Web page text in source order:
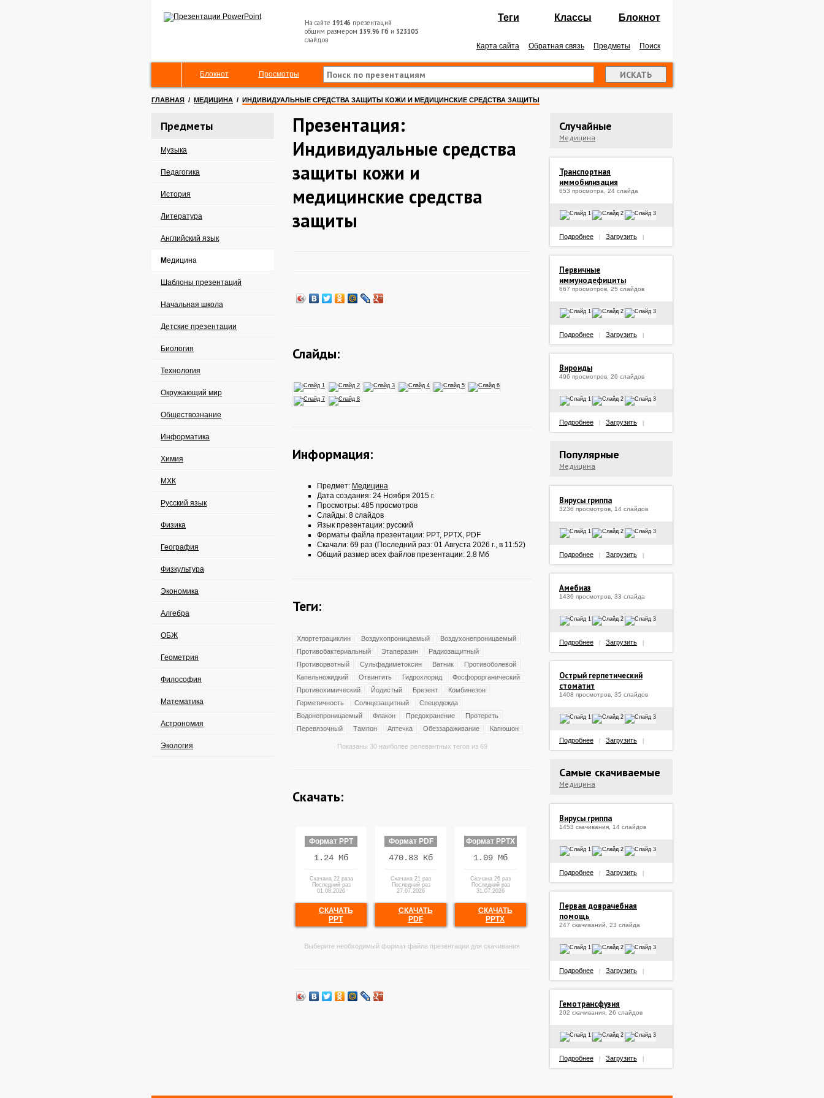
На сайте 19146 презентаций
общим размером 139.96 Гб и 323105
слайдов
Теги Классы Блокнот
Карта сайта Обратная связь Предметы Поиск
Блокнот Просмотры
ГЛАВНАЯ / МЕДИЦИНА / ИНДИВИДУАЛЬНЫЕ СРЕДСТВА ЗАЩИТЫ КОЖИ И МЕДИЦИНСКИЕ СРЕДСТВА ЗАЩИТЫ
Предметы
Музыка
Педагогика
История
Литература
Английский язык
Медицина
Шаблоны презентаций
Начальная школа
Детские презентации
Биология
Технология
Окружающий мир
Обществознание
Информатика
Химия
МХК
Русский язык
Физика
География
Физкультура
Экономика
Алгебра
ОБЖ
Геометрия
Философия
Математика
Астрономия
Экология
Презентация:
Индивидуальные средства
защиты кожи и
медицинские средства
защиты
Слайды:
Информация:
Предмет: Медицина
Дата создания: 24 Ноября 2015 г.
Просмотры: 485 просмотров
Слайды: 8 слайдов
Язык презентации: русский
Форматы файла презентации: PPT, PPTX, PDF
Скачали: 69 раз (Последний раз: 01 Августа 2026 г., в 11:52)
Общий размер всех файлов презентации: 2.8 Мб
Теги:
Хлортетрациклин Воздухопроницаемый
Воздухонепроницаемый
Противобактериальный
Этаперазин
Радиозащитный
Противорвотный
Сульфадиметоксин Ватник
Противоболевой
Капельножидкий
Отвинтить Гидрохлорид
Фосфорорганический
Противохимический
Йодистый Брезент
Комбинезон
Герметичность
Солнцезащитный
Спецодежда
Водонепроницаемый
Флакон Предохранение
Протереть
Перевязочный
Тампон Аптечка Обеззараживание Капюшон
Показаны 30 наиболее релевантных тегов из 69
Скачать:
Формат PPT
1.24 Мб
Скачана 22 раза
Последний раз
01.08.2026
СКАЧАТЬ
PPT
Формат PDF
470.83 Кб
Скачана 21 раз
Последний раз
27.07.2026
СКАЧАТЬ
PDF
Формат PPTX
1.09 Мб
Скачана 26 раз
Последний раз
31.07.2026
СКАЧАТЬ
PPTX
Выберите необходимый формат файла презентации для скачивания
Случайные
Медицина
Транспортная
иммобилизация
653 просмотра, 24 слайда
Подробнее Загрузить
Первичные
иммунодефициты
667 просмотров, 25 слайдов
Подробнее Загрузить
Вироиды
496 просмотров, 26 слайдов
Подробнее Загрузить
Популярные
Медицина
Вирусы гриппа
3236 просмотров, 14 слайдов
Подробнее Загрузить
Амебиаз
1436 просмотров, 33 слайда
Подробнее Загрузить
Острый герпетический
стоматит
1408 просмотров, 35 слайдов
Подробнее Загрузить
Самые скачиваемые
Медицина
Вирусы гриппа
1453 скачивания, 14 слайдов
Подробнее Загрузить
Первая доврачебная
помощь
247 скачиваний, 23 слайда
Подробнее Загрузить
Гемотрансфузия
202 скачивания, 26 слайдов
Подробнее Загрузить